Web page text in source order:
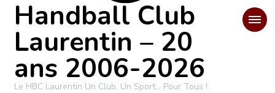
Handball Club
Laurentin – 20
ans 2006-2026
Le HBC Laurentin Un Club, Un Sport… Pour Tous !